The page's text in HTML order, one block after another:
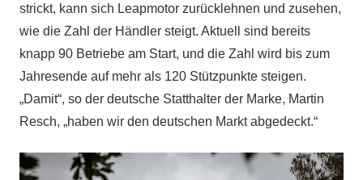
strickt, kann sich Leapmotor zurücklehnen und zusehen,
wie die Zahl der Händler steigt. Aktuell sind bereits
knapp 90 Betriebe am Start, und die Zahl wird bis zum
Jahresende auf mehr als 120 Stützpunkte steigen.
„Damit“, so der deutsche Statthalter der Marke, Martin
Resch, „haben wir den deutschen Markt abgedeckt.“